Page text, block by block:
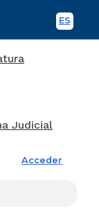
ES
Acceder